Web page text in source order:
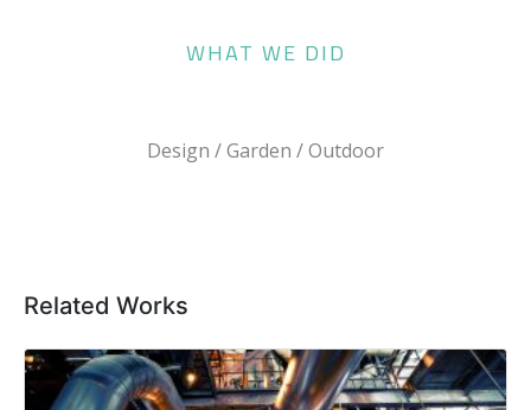
WHAT WE DID
Design / Garden / Outdoor
Related Works